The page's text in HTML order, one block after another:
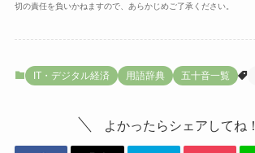
切の責任を負いかねますので、あらかじめご了承ください。
IT・デジタル経済 用語辞典 五十音一覧
よかったらシェアしてね！